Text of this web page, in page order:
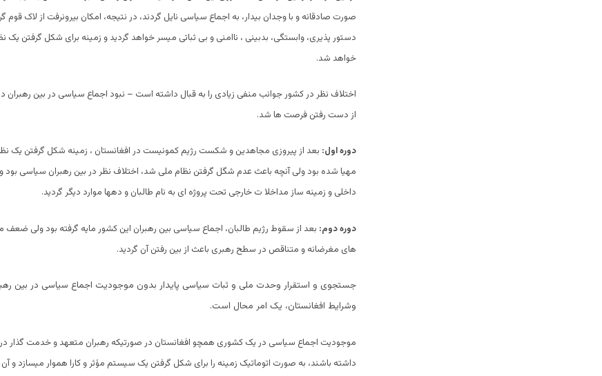
صورت صادقانه و با وجدان بیدار، به اجماع سیاسی نایل گردند، در نتیجه، امکان بیرونرفت از لاک قوم
دستور پذیری، وابستگی، بدبینی ، ناامنی و بی ثباتی میسر خواهد گردید و زمینه برای شکل گرفتن یک
خواهد شد.
اختلاف نظر در کشور جوانب منفی زیادی را به قبال داشته است – نبود اجماع سیاسی در بین رهبران
از دست رفتن فرصت ها شد.
دوره اول: بعد از پیروزی مجاهدین و شکست رژیم کمونیست در افغانستان ، زمینه شکل گرفتن یک
مهیا شده بود ولی آنچه باعث عدم شگل گرفتن نظام ملی شد، اختلاف نظر در بین رهبران سیاسی
داخلی و زمینه ساز مداخلا ت خارجی تحت پروژه ای به نام طالبان و دهها موارد دیگر گردید.
دوره دوم: بعد از سقوط رژیم طالبان، اجماع سیاسی بین رهبران این کشور مایه گرفته بود ولی ضعف
های مغرضانه و متناقص در سطح رهبری باعث از بین رفتن آن گردید.
جستجوی و استقرار وحدت ملی و ثبات سیاسی پایدار بدون موجودیت اجماع سیاسی در بین
وشرایط افغانستان، یک امر محال است.
موجودیت اجماع سیاسی در یک کشوری همچو افغانستان در صورتیکه رهبران متعهد و خدمت گذار
داشته باشند، به صورت اتوماتیک زمینه را برای شکل گرفتن یک سیستم مؤثر و کارا هموار میسازد و